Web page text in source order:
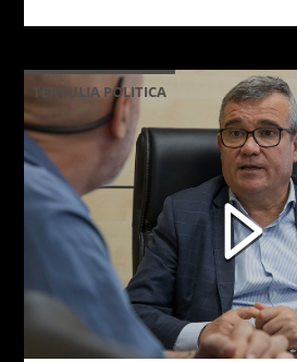
TERTULIA POLITICA